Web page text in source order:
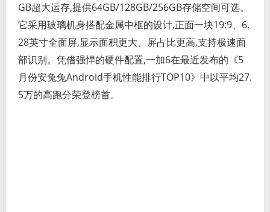
GB超大运存,提供64GB/128GB/256GB存储空间可选。
它采用玻璃机身搭配金属中框的设计,正面一块19:9、6.
28英寸全面屏,显示面积更大、屏占比更高,支持极速面
部识别。凭借强悍的硬件配置,一加6在最近发布的《5
月份安兔兔Android手机性能排行TOP10》中以平均27.
5万的高跑分荣登榜首。